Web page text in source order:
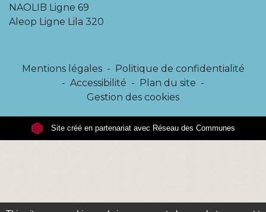
NAOLIB Ligne 69
Aleop Ligne Lila 320
Mentions légales -
Politique de confidentialité
- Accessibilité - Plan du site -
Gestion des cookies
Site créé en partenariat avec Réseau des Communes